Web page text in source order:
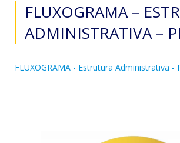
FLUXOGRAMA –
ADMINISTRATIVA –
FLUXOGRAMA - Estrutura Administrativa -